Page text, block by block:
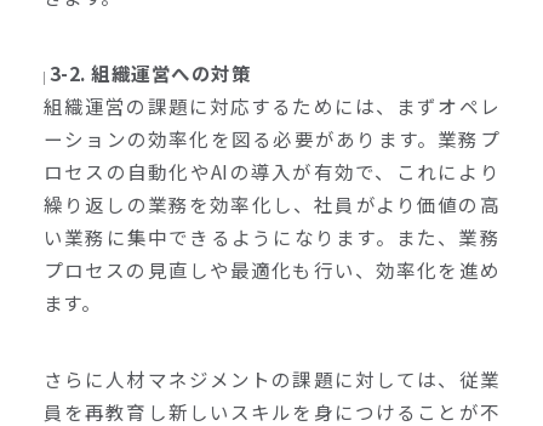
3-2. 組織運営への対策
組織運営の課題に対応するためには、まずオペレ
ーションの効率化を図る必要があります。業務プ
ロセスの自動化やAIの導入が有効で、これにより
繰り返しの業務を効率化し、社員がより価値の高
い業務に集中できるようになります。また、業務
プロセスの見直しや最適化も行い、効率化を進め
ます。
さらに人材マネジメントの課題に対しては、従業
員を再教育し新しいスキルを身につけることが不